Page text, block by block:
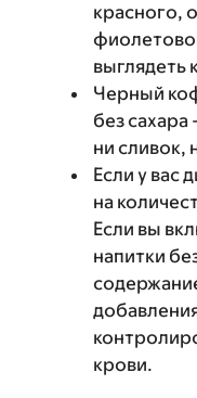
красного,
выглядеть
Черный
без
ни сливок,
Если у вас
на
Если вы
напитки
крови.